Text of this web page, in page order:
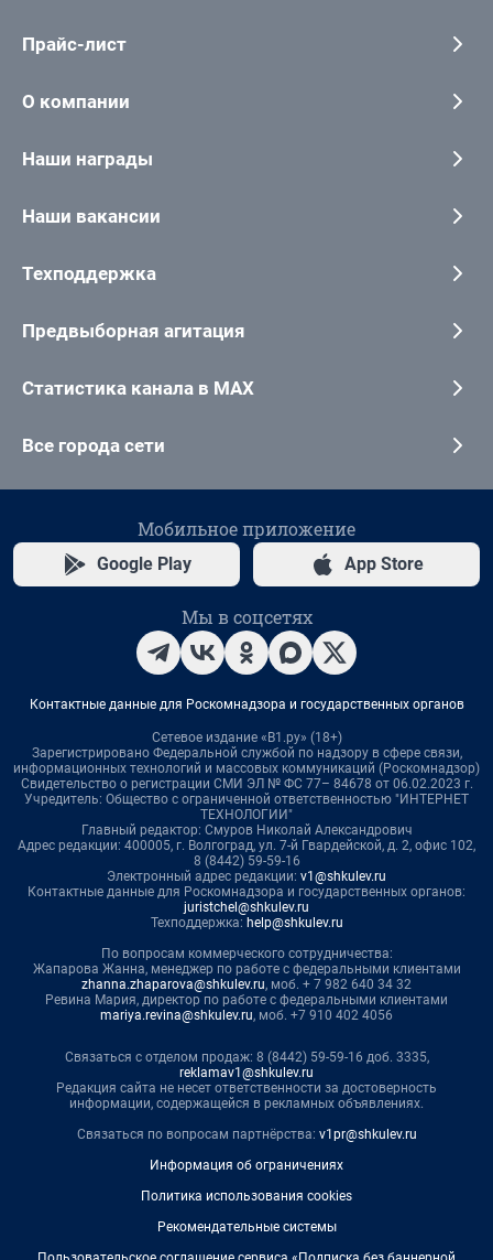
Прайс-лист
О компании
Наши награды
Наши вакансии
Техподдержка
Предвыборная агитация
Статистика канала в MAX
Все города сети
Мобильное приложение
Google Play App Store
Мы в соцсетях
Контактные данные для Роскомнадзора и государственных органов
Сетевое издание «В1.ру» (18+)
Зарегистрировано Федеральной службой по надзору в сфере связи,
информационных технологий и массовых коммуникаций (Роскомнадзор)
Свидетельство о регистрации СМИ ЭЛ № ФС 77– 84678 от 06.02.2023 г.
Учредитель: Общество с ограниченной ответственностью "ИНТЕРНЕТ
ТЕХНОЛОГИИ"
Главный редактор: Смуров Николай Александрович
Адрес редакции: 400005, г. Волгоград, ул. 7-й Гвардейской, д. 2, офис 102,
8 (8442) 59-59-16
Электронный адрес редакции: v1@shkulev.ru
Контактные данные для Роскомнадзора и государственных органов:
juristchel@shkulev.ru
Техподдержка: help@shkulev.ru
По вопросам коммерческого сотрудничества:
Жапарова Жанна, менеджер по работе с федеральными клиентами
zhanna.zhaparova@shkulev.ru, моб. + 7 982 640 34 32
Ревина Мария, директор по работе с федеральными клиентами
mariya.revina@shkulev.ru, моб. +7 910 402 4056
Связаться с отделом продаж: 8 (8442) 59-59-16 доб. 3335,
reklamav1@shkulev.ru
Редакция сайта не несет ответственности за достоверность
информации, содержащейся в рекламных объявлениях.
Связаться по вопросам партнёрства: v1pr@shkulev.ru
Информация об ограничениях
Политика использования cookies
Рекомендательные системы